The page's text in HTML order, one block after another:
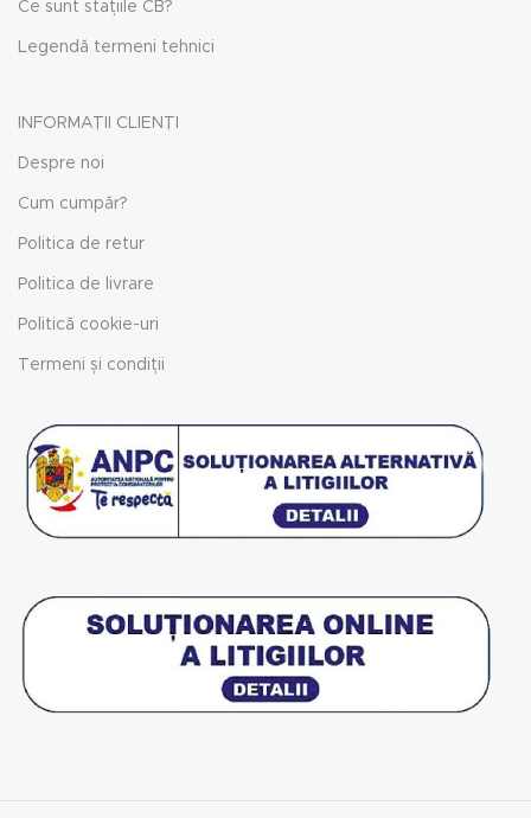
Ce sunt stațiile CB?
Legendă termeni tehnici
INFORMAȚII CLIENȚI
Despre noi
Cum cumpăr?
Politica de retur
Politica de livrare
Politică cookie-uri
Termeni și condiții